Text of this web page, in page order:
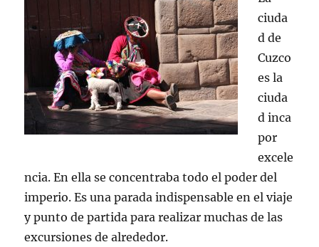
ciuda
d de
Cuzco
es la
ciuda
d inca
por
excele
ncia. En ella se concentraba todo el poder del
imperio. Es una parada indispensable en el viaje
y punto de partida para realizar muchas de las
excursiones de alrededor.